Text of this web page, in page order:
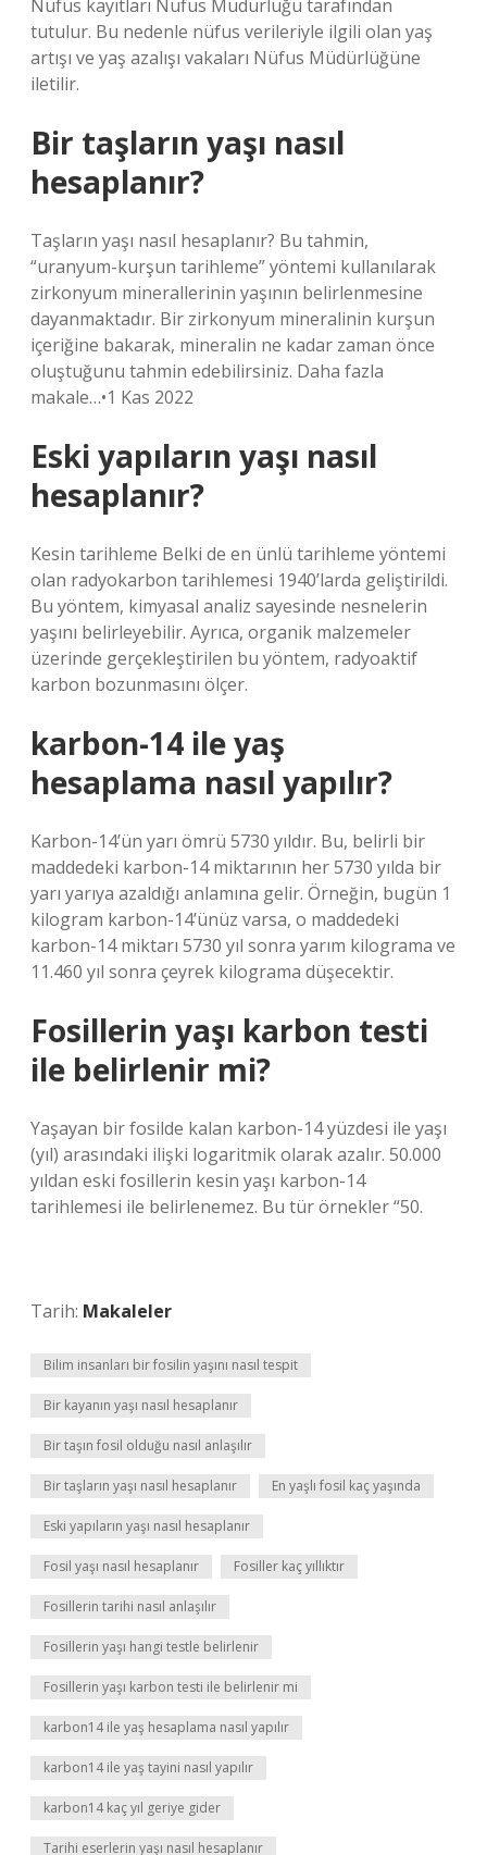
Nüfus kayıtları Nüfus Müdürlüğü tarafından
tutulur. Bu nedenle nüfus verileriyle ilgili olan yaş
artışı ve yaş azalışı vakaları Nüfus Müdürlüğüne
iletilir.
Bir taşların yaşı nasıl
hesaplanır?
Taşların yaşı nasıl hesaplanır? Bu tahmin,
“uranyum-kurşun tarihleme” yöntemi kullanılarak
zirkonyum minerallerinin yaşının belirlenmesine
dayanmaktadır. Bir zirkonyum mineralinin kurşun
içeriğine bakarak, mineralin ne kadar zaman önce
oluştuğunu tahmin edebilirsiniz. Daha fazla
makale…•1 Kas 2022
Eski yapıların yaşı nasıl
hesaplanır?
Kesin tarihleme Belki de en ünlü tarihleme yöntemi
olan radyokarbon tarihlemesi 1940’larda geliştirildi.
Bu yöntem, kimyasal analiz sayesinde nesnelerin
yaşını belirleyebilir. Ayrıca, organik malzemeler
üzerinde gerçekleştirilen bu yöntem, radyoaktif
karbon bozunmasını ölçer.
karbon-14 ile yaş
hesaplama nasıl yapılır?
Karbon-14’ün yarı ömrü 5730 yıldır. Bu, belirli bir
maddedeki karbon-14 miktarının her 5730 yılda bir
yarı yarıya azaldığı anlamına gelir. Örneğin, bugün 1
kilogram karbon-14’ünüz varsa, o maddedeki
karbon-14 miktarı 5730 yıl sonra yarım kilograma ve
11.460 yıl sonra çeyrek kilograma düşecektir.
Fosillerin yaşı karbon testi
ile belirlenir mi?
Yaşayan bir fosilde kalan karbon-14 yüzdesi ile yaşı
(yıl) arasındaki ilişki logaritmik olarak azalır. 50.000
yıldan eski fosillerin kesin yaşı karbon-14
tarihlemesi ile belirlenemez. Bu tür örnekler “50.
Tarih: Makaleler
Bilim insanları bir fosilin yaşını nasıl tespit
Bir kayanın yaşı nasıl hesaplanır
Bir taşın fosil olduğu nasıl anlaşılır
Bir taşların yaşı nasıl hesaplanır En yaşlı fosil kaç yaşında
Eski yapıların yaşı nasıl hesaplanır
Fosil yaşı nasıl hesaplanır Fosiller kaç yıllıktır
Fosillerin tarihi nasıl anlaşılır
Fosillerin yaşı hangi testle belirlenir
Fosillerin yaşı karbon testi ile belirlenir mi
karbon14 ile yaş hesaplama nasıl yapılır
karbon14 ile yaş tayini nasıl yapılır
karbon14 kaç yıl geriye gider
Tarihi eserlerin yaşı nasıl hesaplanır